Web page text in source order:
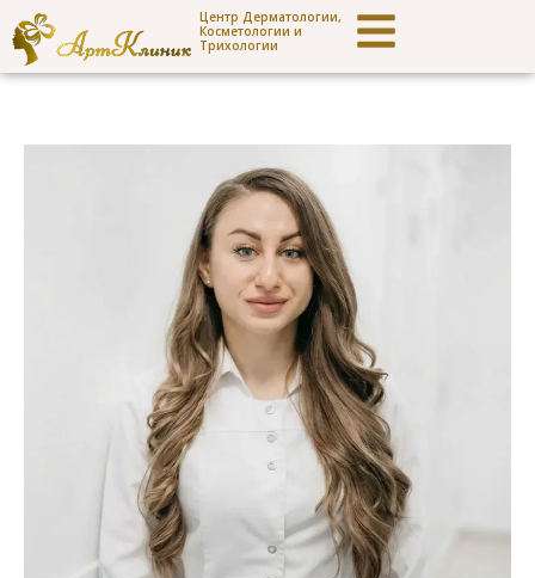
Центр Дерматологии,
Косметологии и
Трихологии